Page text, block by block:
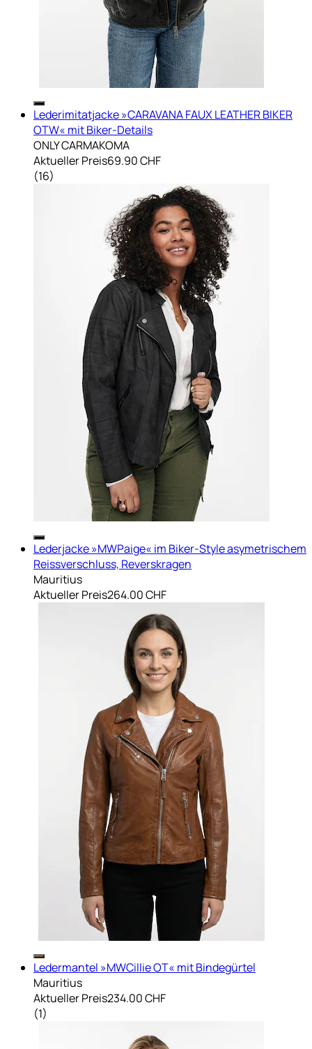
Lederimitatjacke »CARAVANA FAUX LEATHER BIKER
OTW« mit Biker-Details
ONLY CARMAKOMA
Aktueller Preis69.90 CHF
(16)
Lederjacke »MWPaige« im Biker-Style asymetrischem
Reissverschluss, Reverskragen
Mauritius
Aktueller Preis264.00 CHF
Ledermantel »MWCillie OT« mit Bindegürtel
Mauritius
Aktueller Preis234.00 CHF
(1)